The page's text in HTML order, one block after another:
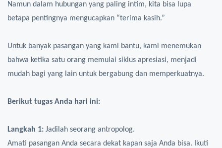
Namun dalam hubungan yang paling intim, kita bisa lupa
betapa pentingnya mengucapkan “terima kasih.”
Untuk banyak pasangan yang kami bantu, kami menemukan
bahwa ketika satu orang memulai siklus apresiasi, menjadi
mudah bagi yang lain untuk bergabung dan memperkuatnya.
Berikut tugas Anda hari ini:
Langkah 1: Jadilah seorang antropolog.
Amati pasangan Anda secara dekat kapan saja Anda bisa. Ikuti